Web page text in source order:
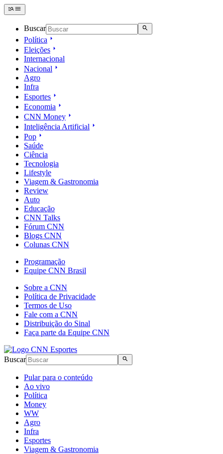
Buscar
Política
Eleições
Internacional
Nacional
Agro
Infra
Esportes
Economia
CNN Money
Inteligência Artificial
Pop
Saúde
Ciência
Tecnologia
Lifestyle
Viagem & Gastronomia
Review
Auto
Educação
CNN Talks
Fórum CNN
Blogs CNN
Colunas CNN
Programação
Equipe CNN Brasil
Sobre a CNN
Política de Privacidade
Termos de Uso
Fale com a CNN
Distribuição do Sinal
Faça parte da Equipe CNN
Buscar
Pular para o conteúdo
Ao vivo
Política
Money
WW
Agro
Infra
Esportes
Viagem & Gastronomia